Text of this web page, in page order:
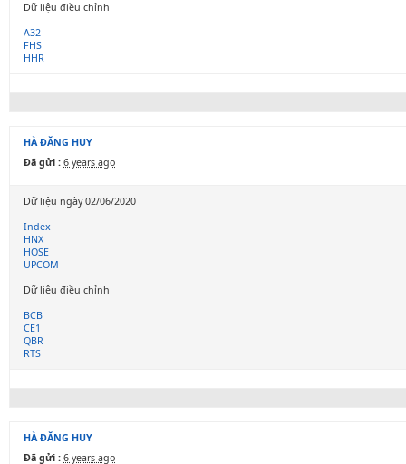
Dữ liệu điều chỉnh
A32
FHS
HHR
HÀ ĐĂNG HUY
Đã gửi : 6 years ago
Dữ liệu ngày 02/06/2020
Index
HNX
HOSE
UPCOM
Dữ liệu điều chỉnh
BCB
CE1
QBR
RTS
HÀ ĐĂNG HUY
Đã gửi : 6 years ago